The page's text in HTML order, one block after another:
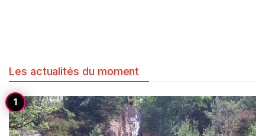
Les actualités du moment